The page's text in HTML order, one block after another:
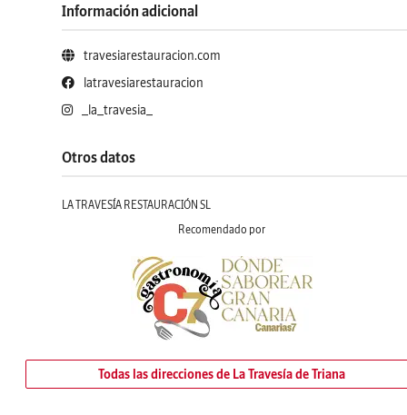
Información adicional
travesiarestauracion.com
latravesiarestauracion
_la_travesia_
Otros datos
LA TRAVESÍA RESTAURACIÓN SL
Recomendado por
Todas las direcciones de La Travesía de Triana